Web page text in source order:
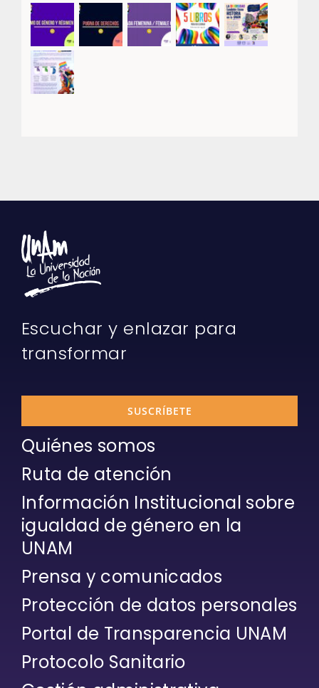
Escuchar y enlazar para
transformar
SUSCRÍBETE
Quiénes somos
Ruta de atención
Información Institucional sobre
igualdad de género en la
UNAM
Prensa y comunicados
Protección de datos personales
Portal de Transparencia UNAM
Protocolo Sanitario